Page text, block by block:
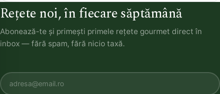
Rețete noi, în fiecare săptămână
Abonează-te și primești primele rețete gourmet direct în
inbox — fără spam, fără nicio taxă.